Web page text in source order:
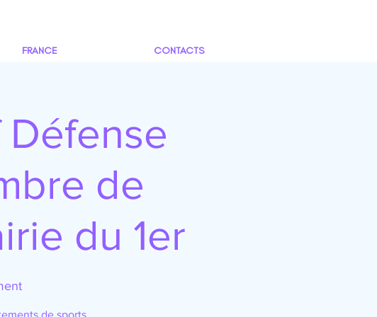
FRANCE CONTACTS
Défense
de
du 1er
de sports .